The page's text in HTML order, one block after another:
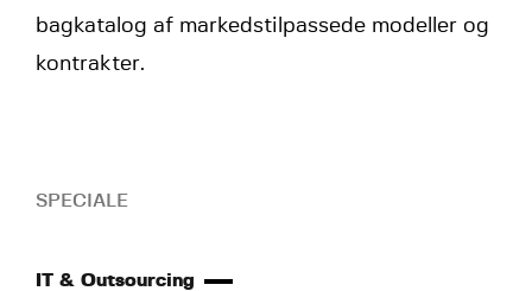
bagkatalog af markedstilpassede modeller og
kontrakter.
SPECIALE
IT & Outsourcing